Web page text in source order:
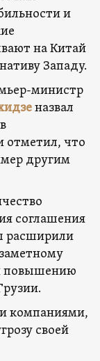
и
на Китай
Западу.
министр
назвал
отметил, что
другим
соглашения
расширили
повышению
компаниями,
своей